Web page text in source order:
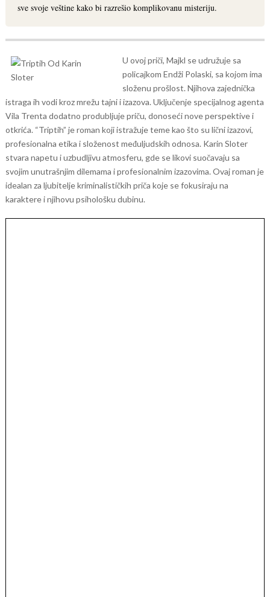
sve svoje veštine kako bi razrešio komplikovanu misteriju.
U ovoj priči, Majkl se udružuje sa
policajkom Endži Polaski, sa kojom ima
složenu prošlost. Njihova zajednička
istraga ih vodi kroz mrežu tajni i izazova. Uključenje specijalnog agenta
Vila Trenta dodatno produbljuje priču, donoseći nove perspektive i
otkrića. “Triptih” je roman koji istražuje teme kao što su lični izazovi,
profesionalna etika i složenost međuljudskih odnosa. Karin Sloter
stvara napetu i uzbudljivu atmosferu, gde se likovi suočavaju sa
svojim unutrašnjim dilemama i profesionalnim izazovima. Ovaj roman je
idealan za ljubitelje kriminalističkih priča koje se fokusiraju na
karaktere i njihovu psihološku dubinu.